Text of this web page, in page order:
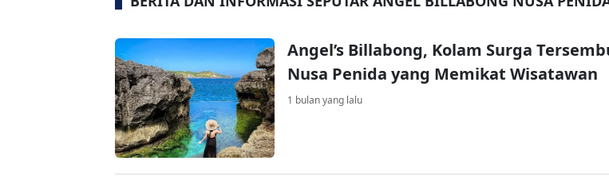
Angel’s Billabong, Kolam Surga
Nusa Penida yang Memikat Wisatawan
1 bulan yang lalu